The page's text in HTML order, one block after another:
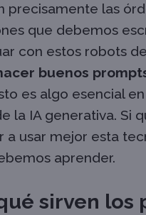
precisamente las
que debemos
con estos robots
buenos
es algo esencial
la IA generativa. Si
a usar mejor esta
aprender.
sirven los